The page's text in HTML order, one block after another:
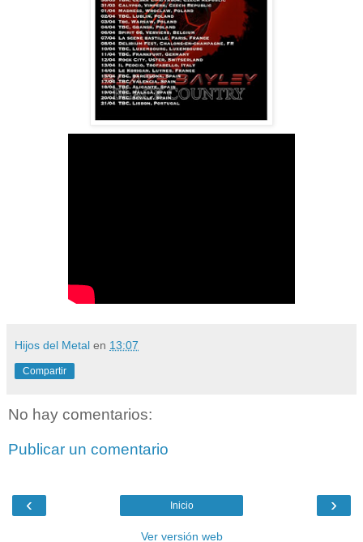
Hijos del Metal en 13:07
Compartir
No hay comentarios:
Publicar un comentario
‹ ›
Inicio
Ver versión web